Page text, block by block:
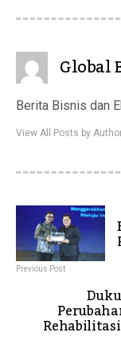
Global
Berita Bisnis dan
View All Posts by
Previous Post